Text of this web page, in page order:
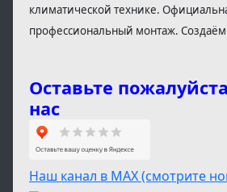
климатической технике.
профессиональный монтаж.
Оставьте
нас
Наш канал в МАХ (смотрите